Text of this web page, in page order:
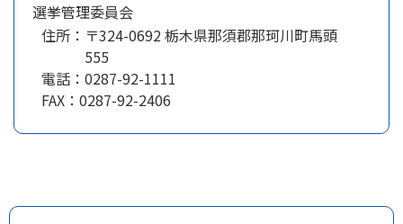
選挙管理委員会
住所： 〒324-0692 栃木県那須郡那珂川町馬頭
555
電話： 0287-92-1111
FAX： 0287-92-2406